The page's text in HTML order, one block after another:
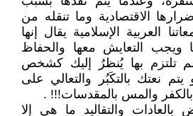
الاقتصادية وما تنقله من
العربية الإسلامية يقال إنها
ويجب التعايش معها والحفاظ
تلتزم بها يُنظرُ إليك كشخص
نعتك بالتكَبُر والتعالي على
بالكفر والمس بالمقدسات!!! .
بالعادات والتقاليد ما هي إلا